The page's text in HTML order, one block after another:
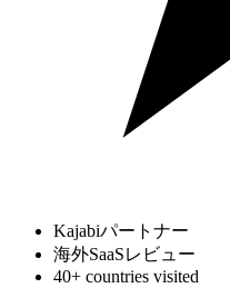
Kajabiパートナー
海外SaaSレビュー
40+ countries visited